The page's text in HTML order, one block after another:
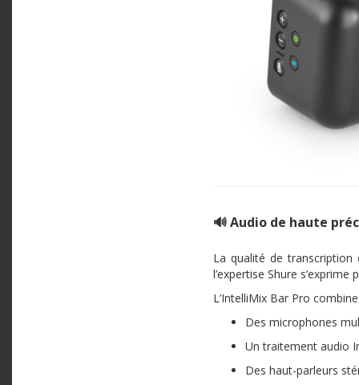
🔊 Audio de haute
La qualité de transcription
l’expertise Shure s’exprime
L’IntelliMix Bar Pro
Des microphones
Un traitement audio
Des haut-parleurs